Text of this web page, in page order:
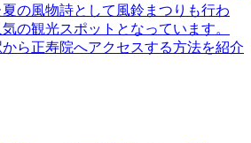
の風物詩として風鈴まつりも行わ
の観光スポットとなっています。
ら正寿院へアクセスする方法を紹介